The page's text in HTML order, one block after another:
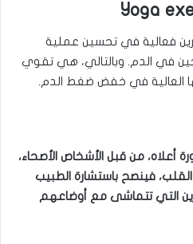
فعالية في تحسين عملية
في الدم. وبالتالي، هي تقوي
العالية في خفض ضغط الدم.
أعلاه، من قبل الأشخاص الأصحاء،
القلب، فينصح باستشارة الطبيب
التي تتماشى مع أوضاعهم